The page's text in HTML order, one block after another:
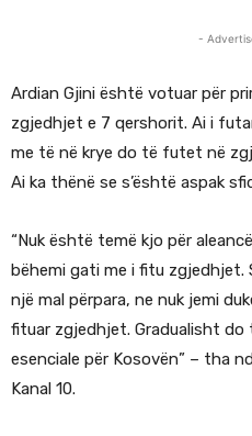
-
Ardian Gjini është votuar për
zgjedhjet e 7 qershorit. Ai i
me të në krye do të futet në
Ai ka thënë se s’është aspak
“Nuk është temë kjo për
bëhemi gati me i fitu zgjedhjet.
një mal përpara, ne nuk jemi
fituar zgjedhjet. Gradualisht do
esenciale për Kosovën” – tha
Kanal 10.